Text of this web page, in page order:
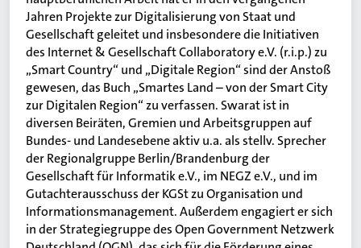
Jahren Projekte zur Digitalisierung von Staat und
Gesellschaft geleitet und insbesondere die Initiativen
des Internet & Gesellschaft Collaboratory e.V. (r.i.p.) zu
„Smart Country“ und „Digitale Region“ sind der Anstoß
gewesen, das Buch „Smartes Land – von der Smart City
zur Digitalen Region“ zu verfassen. Swarat ist in
diversen Beiräten, Gremien und Arbeitsgruppen auf
Bundes- und Landesebene aktiv u.a. als stellv. Sprecher
der Regionalgruppe Berlin/Brandenburg der
Gesellschaft für Informatik e.V., im NEGZ e.V., und im
Gutachterausschuss der KGSt zu Organisation und
Informationsmanagement. Außerdem engagiert er sich
in der Strategiegruppe des Open Government Netzwerk